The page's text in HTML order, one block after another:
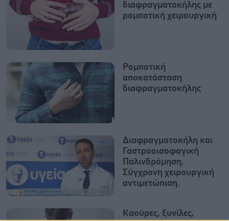
διαφραγματοκήλης με
ρομποτική χειρουργική
Ρομποτική
αποκατάσταση
διαφραγματοκήλης
Διαφραγματοκήλη και
Γαστροοισοφαγική
Παλινδρόμηση.
Σύγχρονη χειρουργική
αντιμετώπιση.
Καούρες, ξυνίλες,